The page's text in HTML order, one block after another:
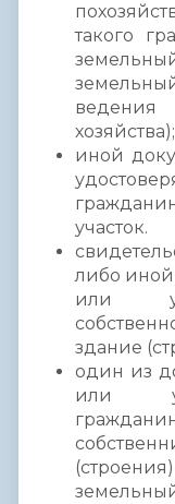
такого
хозяйства);
иной
участок.
либо
или
здание
один из
или